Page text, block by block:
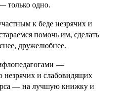
одно.
к беде незрячих и
помочь им, сделать
дружелюбнее.
—
незрячих и слабовидящих
— на лучшую книжку и